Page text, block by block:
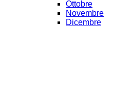
Ottobre
Novembre
Dicembre